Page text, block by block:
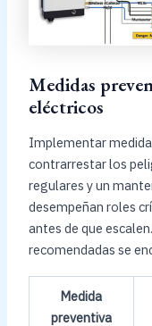
Medidas
eléctricos
Implementar
contrarrestar los
regulares y un
desempeñan roles
antes de que
recomendadas se
Medida
preventiva